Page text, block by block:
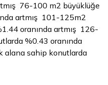
76-100 m2 büyüklüğe
artmış 101-125m2
oranında artmış 126-
%0.43 oranında
alana sahip konutlarda